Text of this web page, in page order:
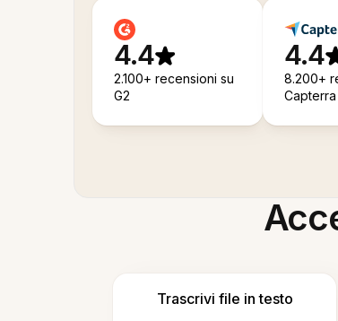
4.4
2.100+ recensioni su
G2
4.4
8.200+
Capterra
Trascrivi file in testo